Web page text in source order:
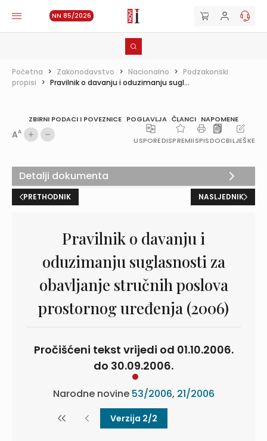
NN 85/2026
Početna > Zakonodavstvo > Nacionalno > Podzakonski
propisi > Pravilnik o davanju i oduzimanju sugl...
ZBIRNI PODACI I POVEZNICE POGLAVLJA ČLANCI NAPOMENE
AA
USPOREDISPREMIISPISDOCBILJEŠKE
PRETHODNIK NASLJEDNIK
Pravilnik o davanju i
oduzimanju suglasnosti za
obavljanje stručnih poslova
prostornog uređenja (2006)
Pročišćeni tekst vrijedi od 01.10.2006.
do 30.09.2006.
Narodne novine 53/2006, 21/2006
Verzija 2/2
Detalji dokumenta